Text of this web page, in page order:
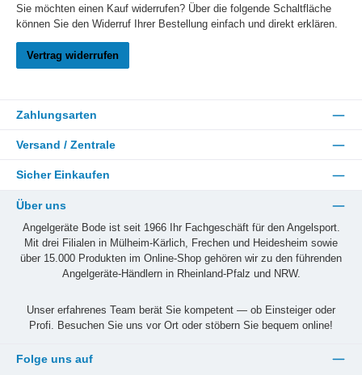
Sie möchten einen Kauf widerrufen? Über die folgende Schaltfläche
können Sie den Widerruf Ihrer Bestellung einfach und direkt erklären.
Vertrag widerrufen
Zahlungsarten
Versand / Zentrale
Sicher Einkaufen
Über uns
Angelgeräte Bode ist seit 1966 Ihr Fachgeschäft für den Angelsport.
Mit drei Filialen in Mülheim-Kärlich, Frechen und Heidesheim sowie
über 15.000 Produkten im Online-Shop gehören wir zu den führenden
Angelgeräte-Händlern in Rheinland-Pfalz und NRW.
Unser erfahrenes Team berät Sie kompetent — ob Einsteiger oder
Profi. Besuchen Sie uns vor Ort oder stöbern Sie bequem online!
Folge uns auf